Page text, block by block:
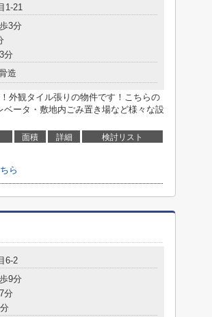
1-21
3分
分
造
外観タイル張りの物件です！こちらの
ータ・敷地内ごみ置き場など様々な設
面積 詳細 検討リスト
ら
6-2
9分
分